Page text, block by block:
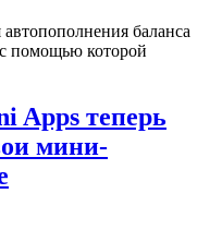
баланса
с помощью которой
Apps теперь
мини-